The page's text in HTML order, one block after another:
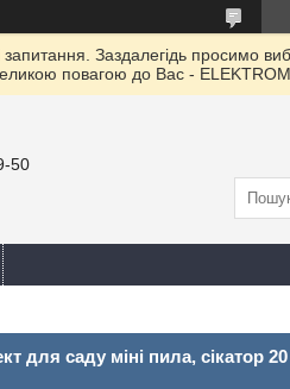
Заздалегідь просимо
повагою до Ваc -
50
для саду міні пила, сікатор